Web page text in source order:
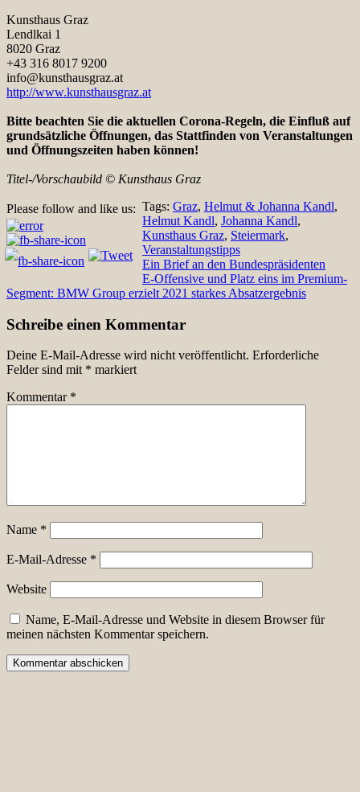
Kunsthaus Graz
Lendlkai 1
8020 Graz
+43 316 8017 9200
info@kunsthausgraz.at
http://www.kunsthausgraz.at
Bitte beachten Sie die aktuellen Corona-Regeln, die Einfluß auf
grundsätzliche Öffnungen, das Stattfinden von Veranstaltungen
und Öffnungszeiten haben können!
Titel-/Vorschaubild © Kunsthaus Graz
Please follow and like us: Tags: Graz, Helmut & Johanna Kandl,
Helmut Kandl, Johanna Kandl,
Kunsthaus Graz, Steiermark,
Veranstaltungstipps
BeitragsnavigationEin Brief an den Bundespräsidenten
E-Offensive und Platz eins im Premium-
Segment: BMW Group erzielt 2021 starkes Absatzergebnis
Schreibe einen Kommentar
Deine E-Mail-Adresse wird nicht veröffentlicht. Erforderliche
Felder sind mit * markiert
Kommentar *
Name *
E-Mail-Adresse *
Website
Name, E-Mail-Adresse und Website in diesem Browser für
meinen nächsten Kommentar speichern.